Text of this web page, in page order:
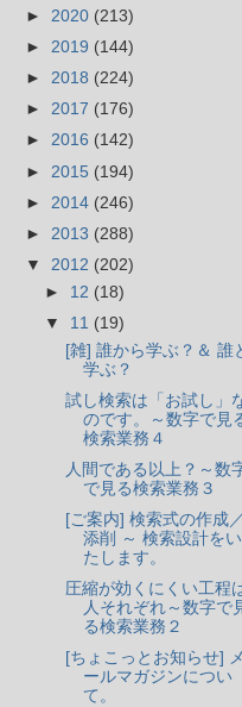
► 2020 (213)
► 2019 (144)
► 2018 (224)
► 2017 (176)
► 2016 (142)
► 2015 (194)
► 2014 (246)
► 2013 (288)
▼ 2012 (202)
► 12 (18)
▼ 11 (19)
[雑] 誰から学ぶ？＆ 誰
学ぶ？
試し検索は「お試し」
のです。～数字で見
検索業務４
人間である以上？～数
で見る検索業務３
[ご案内] 検索式の作成／
添削 ～ 検索設計をい
たします。
圧縮が効くにくい工程
人それぞれ～数字で
る検索業務２
[ちょこっとお知らせ] メ
ールマガジンについ
て。